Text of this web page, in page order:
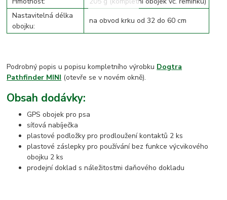
Nastavitelná délka
obojku:
na obvod krku od 32 do 60 cm
Podrobný popis u popisu kompletního výrobku Dogtra
Pathfinder MINI (otevře se v novém okně).
Obsah dodávky:
GPS obojek pro psa
síťová nabíječka
plastové podložky pro prodloužení kontaktů 2 ks
plastové záslepky pro používání bez funkce výcvikového
obojku 2 ks
prodejní doklad s náležitostmi daňového dokladu